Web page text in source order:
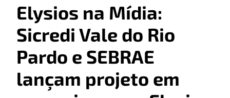
Elysios na Mídia:
Sicredi Vale do Rio
Pardo e SEBRAE
lançam projeto em